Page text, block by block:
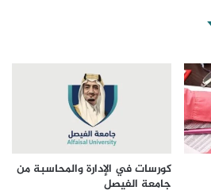
كورسات في الإدارة والمحاسبة من
جامعة الفيصل